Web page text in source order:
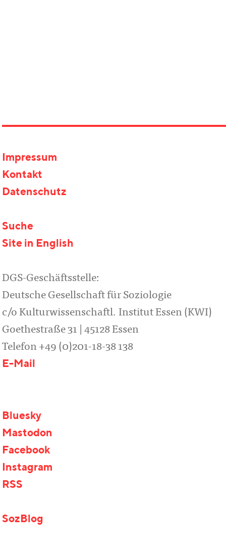
Impressum
Kontakt
Datenschutz
Suche
Site in English
DGS-Geschäftsstelle:
Deutsche Gesellschaft für Soziologie
c/o Kulturwissenschaftl. Institut Essen (KWI)
Goethestraße 31 | 45128 Essen
Telefon +49 (0)201-18-38 138
E-Mail
Bluesky
Mastodon
Facebook
Instagram
RSS
SozBlog